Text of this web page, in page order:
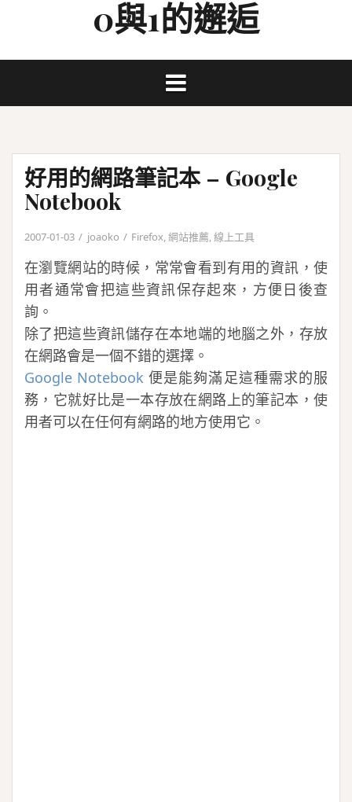
0與1的邂逅
好用的網路筆記本 – Google
Notebook
2007-01-03 joaoko Firefox,網站推薦,線上工具
在瀏覽網站的時候，常常會看到有用的資訊，使
用者通常會把這些資訊保存起來，方便日後查
詢。
除了把這些資訊儲存在本地端的地腦之外，存放
在網路會是一個不錯的選擇。
Google Notebook 便是能夠滿足這種需求的服
務，它就好比是一本存放在網路上的筆記本，使
用者可以在任何有網路的地方使用它。